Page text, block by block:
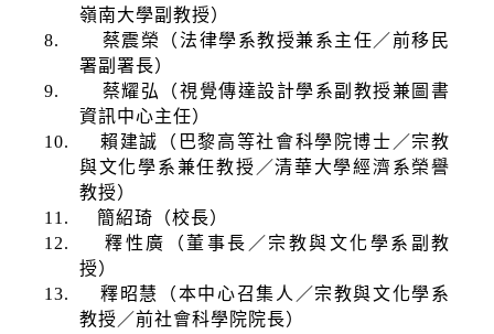
嶺南大學副教授）
8.
蔡震榮（法律學系教授兼系主任／前移民
署副署長）
9.
蔡耀弘（視覺傳達設計學系副教授兼圖書
資訊中心主任）
10.
賴建誠（巴黎高等社會科學院博士／宗教
與文化學系兼任教授／清華大學經濟系榮譽
教授）
11.
簡紹琦（校長）
12.
釋性廣（董事長／宗教與文化學系副教
授）
13.
釋昭慧（本中心召集人／宗教與文化學系
教授／前社會科學院院長）